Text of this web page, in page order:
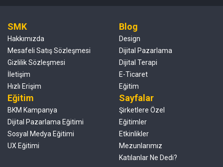
SMK
Hakkımızda
Mesafeli Satış Sözleşmesi
Gizlilik Sözleşmesi
İletişim
Hızlı Erişim
Blog
Design
Dijital Pazarlama
Dijital Terapi
E-Ticaret
Eğitim
Eğitim
BKM Kampanya
Dijital Pazarlama Eğitimi
Sosyal Medya Eğitimi
UX Eğitimi
Sayfalar
Şirketlere Özel
Eğitimler
Etkinlikler
Mezunlarımız
Katılanlar Ne Dedi?